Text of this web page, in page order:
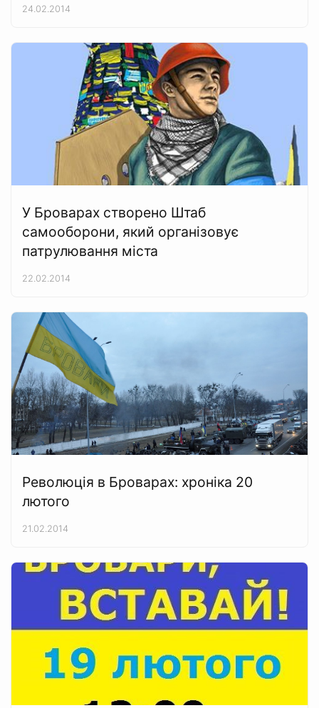
24.02.2014
У Броварах створено Штаб
самооборони, який організовує
патрулювання міста
22.02.2014
Революція в Броварах: хроніка 20
лютого
21.02.2014